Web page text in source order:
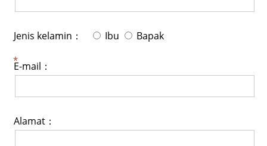
Jenis kelamin： Ibu Bapak
E-mail：
Alamat：